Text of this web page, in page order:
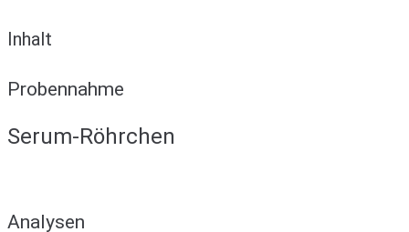
Inhalt
Probennahme
Serum-Röhrchen
Analysen